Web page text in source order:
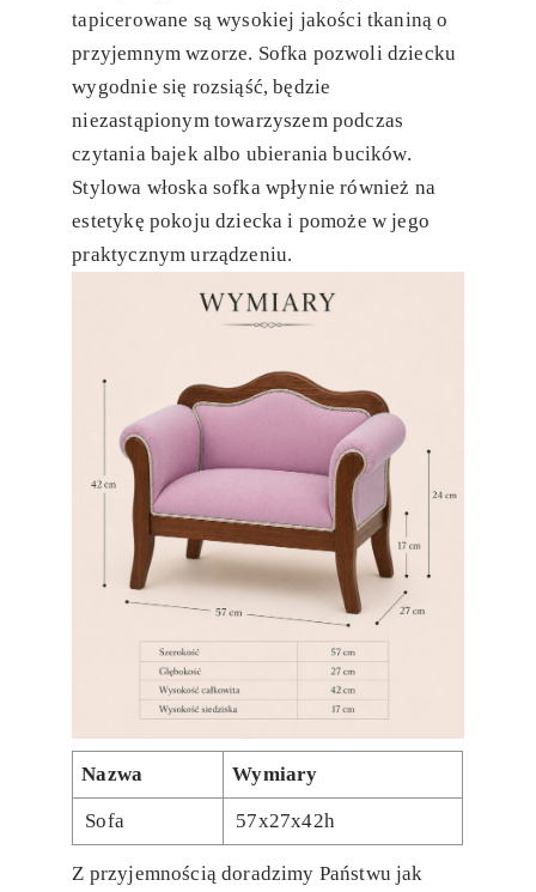
tapicerowane są wysokiej jakości tkaniną o
przyjemnym wzorze. Sofka pozwoli dziecku
wygodnie się rozsiąść, będzie
niezastąpionym towarzyszem podczas
czytania bajek albo ubierania bucików.
Stylowa włoska sofka wpłynie również na
estetykę pokoju dziecka i pomoże w jego
praktycznym urządzeniu.
Nazwa Wymiary
Sofa 57x27x42h
Z przyjemnością doradzimy Państwu jak